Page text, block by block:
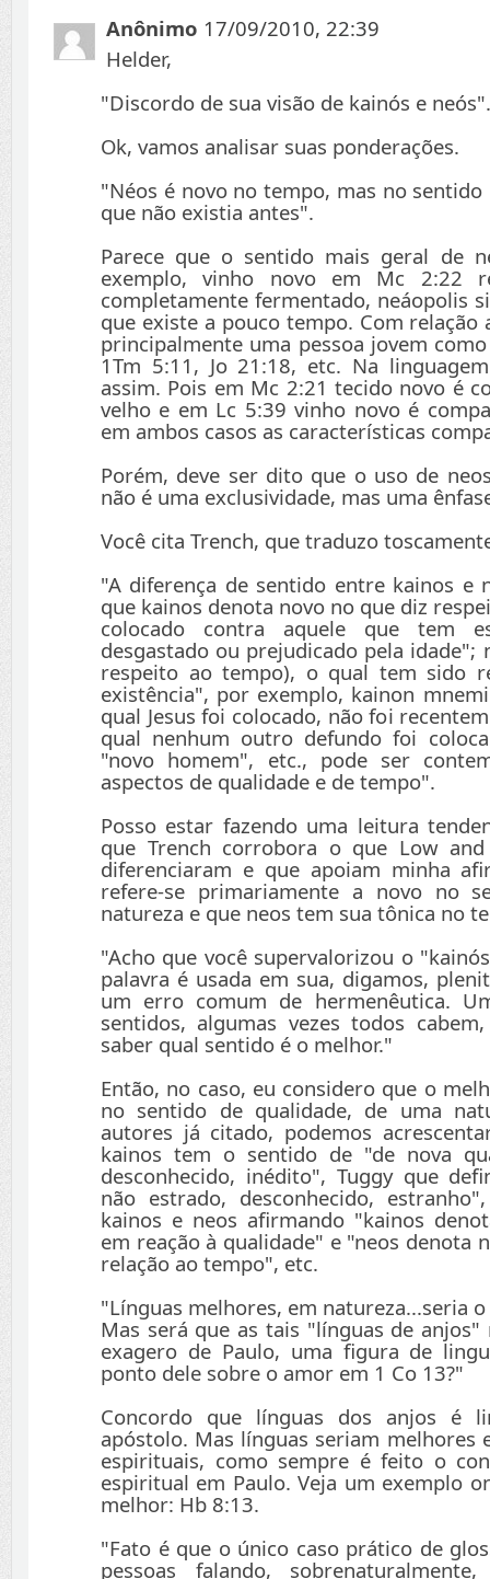
Anônimo 17/09/2010, 22:39
Helder,
"Discordo de sua visão de kainós e neós".
Ok, vamos analisar suas ponderações.
"Néos é novo no tempo, mas no
que não existia antes".
Parece que o sentido mais geral de
exemplo, vinho novo em Mc 2:22
completamente fermentado, neáopolis
que existe a pouco tempo. Com relação
principalmente uma pessoa jovem
1Tm 5:11, Jo 21:18, etc. Na
assim. Pois em Mc 2:21 tecido novo é
velho e em Lc 5:39 vinho novo é
em ambos casos as características
Porém, deve ser dito que o uso de
não é uma exclusividade, mas uma
Você cita Trench, que traduzo
"A diferença de sentido entre kainos e
que kainos denota novo no que diz
colocado contra aquele que tem
desgastado ou prejudicado pela idade";
respeito ao tempo), o qual tem sido
existência", por exemplo, kainon
qual Jesus foi colocado, não foi
qual nenhum outro defundo foi
"novo homem", etc., pode ser
aspectos de qualidade e de tempo".
Posso estar fazendo uma leitura
que Trench corrobora o que Low
diferenciaram e que apoiam minha
refere-se primariamente a novo no
natureza e que neos tem sua tônica no
"Acho que você supervalorizou o
palavra é usada em sua, digamos,
um erro comum de hermenêutica.
sentidos, algumas vezes todos
saber qual sentido é o melhor."
Então, no caso, eu considero que o
no sentido de qualidade, de uma
autores já citado, podemos
kainos tem o sentido de "de nova
desconhecido, inédito", Tuggy que
não estrado, desconhecido,
kainos e neos afirmando "kainos
em reação à qualidade" e "neos denota
relação ao tempo", etc.
"Línguas melhores, em natureza...seria
Mas será que as tais "línguas de anjos"
exagero de Paulo, uma figura de
ponto dele sobre o amor em 1 Co 13?"
Concordo que línguas dos anjos é
apóstolo. Mas línguas seriam melhores
espirituais, como sempre é feito o
espiritual em Paulo. Veja um exemplo
melhor: Hb 8:13.
"Fato é que o único caso prático de
pessoas falando,